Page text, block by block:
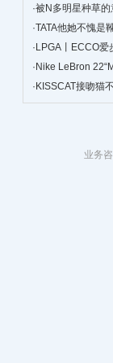
·被N多明星种草的
·TATA他她不愧是
· LPGA丨ECCO爱
· Nike LeBron
· KISSCAT接吻猫
班精华”
业务